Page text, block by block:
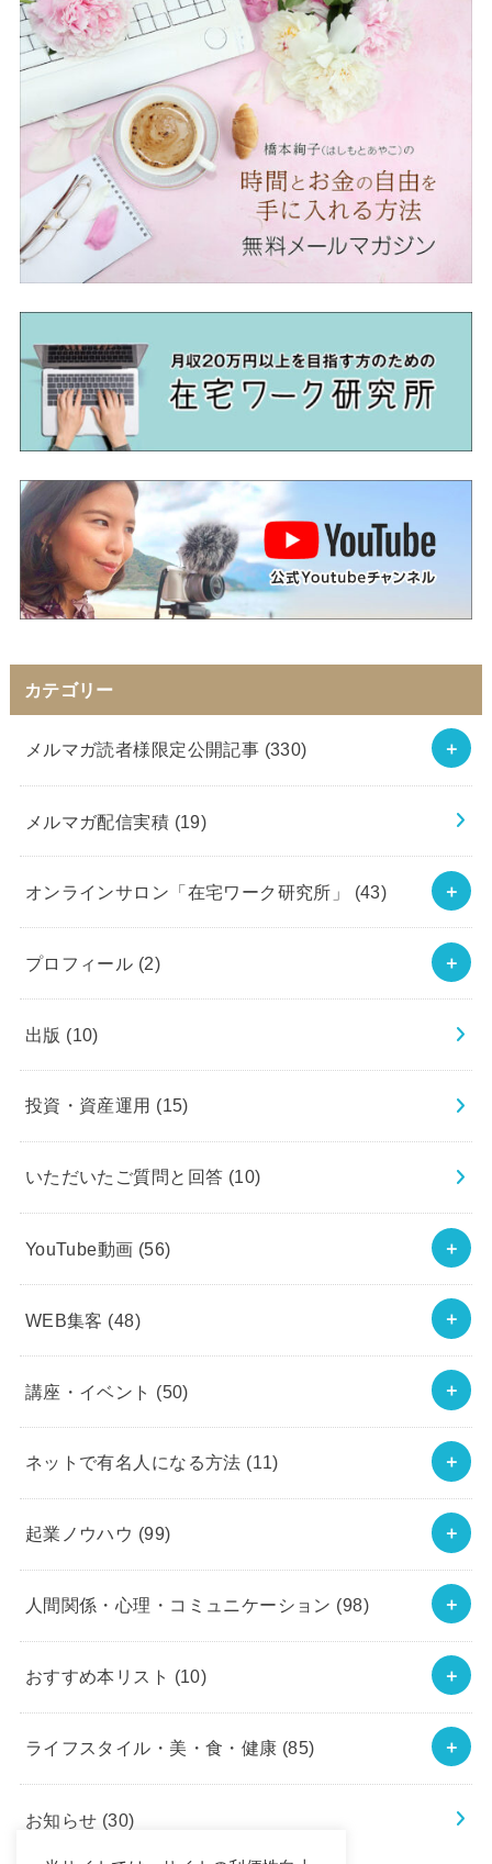
カテゴリー
メルマガ読者様限定公開記事 (330)
メルマガ配信実積 (19)
オンラインサロン「在宅ワーク研究所」 (43)
プロフィール (2)
出版 (10)
投資・資産運用 (15)
いただいたご質問と回答 (10)
YouTube動画 (56)
WEB集客 (48)
講座・イベント (50)
ネットで有名人になる方法 (11)
起業ノウハウ (99)
人間関係・心理・コミュニケーション (98)
おすすめ本リスト (10)
ライフスタイル・美・食・健康 (85)
お知らせ (30)